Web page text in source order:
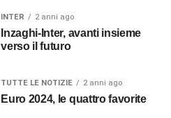
INTER 2 anni ago
Inzaghi-Inter, avanti insieme
verso il futuro
TUTTE LE NOTIZIE 2 anni ago
Euro 2024, le quattro favorite